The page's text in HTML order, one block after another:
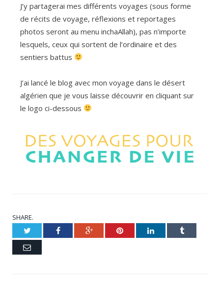
J’y partagerai mes différents voyages (sous forme
de récits de voyage, réflexions et reportages
photos seront au menu inchaAllah), pas n’importe
lesquels, ceux qui sortent de l’ordinaire et des
sentiers battus
J’ai lancé le blog avec mon voyage dans le désert
algérien que je vous laisse découvrir en cliquant sur
le logo ci-dessous
SHARE.
Twitter Facebook Google+ Pinterest LinkedIn Tumblr
Email